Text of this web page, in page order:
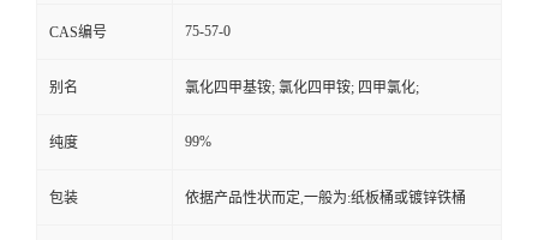
CAS编号 75-57-0
别名 氯化四甲基铵; 氯化四甲铵; 四甲氯化;
纯度 99%
包装 依据产品性状而定,一般为:纸板桶或镀锌铁桶